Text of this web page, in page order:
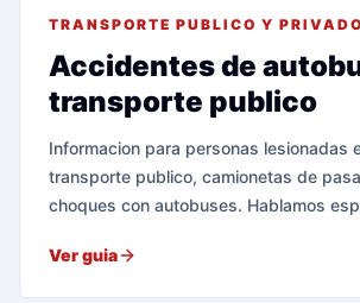
TRANSPORTE PUBLICO Y PRIVADO
Accidentes de
transporte publico
Informacion para personas lesionadas
transporte publico, camionetas de
choques con autobuses. Hablamos
Ver guia